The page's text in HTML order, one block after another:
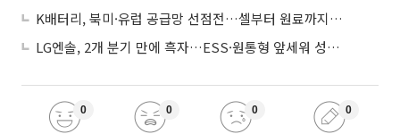
K배터리, 북미·유럽 공급망 선점전…셀부터 원료까지 현지화
LG엔솔, 2개 분기 만에 흑자…ESS·원통형 앞세워 성장 가속
0 0 0 0